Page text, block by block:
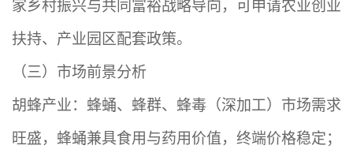
家乡村振兴与共同富裕战略导向，可申请农业创业
扶持、产业园区配套政策。
（三）市场前景分析
胡蜂产业：蜂蛹、蜂群、蜂毒（深加工）市场需求
旺盛，蜂蛹兼具食用与药用价值，终端价格稳定；